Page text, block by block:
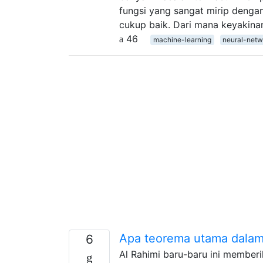
fungsi yang sangat mirip
cukup baik. Dari mana
46
machine-learning neural-
6 Apa teorema utama
Al Rahimi baru-baru ini